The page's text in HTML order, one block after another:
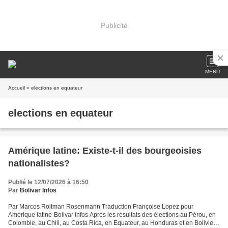
Publicité
MENU
Accueil » elections en equateur
elections en equateur
Amérique latine: Existe-t-il des bourgeoisies
nationalistes?
Publié le 12/07/2026 à 16:50
Par Bolivar Infos
Par Marcos Roitman Rosenmann Traduction Françoise Lopez pour
Amérique latine-Bolivar Infos Après les résultats des élections au Pérou, en
Colombie, au Chili, au Costa Rica, en Equateur, au Honduras et en Bolivie,